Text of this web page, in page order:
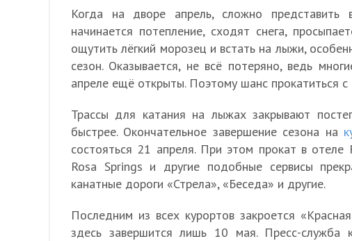
Когда на дворе апрель, сложно
начинается потепление, сходят снега,
ощутить лёгкий морозец и встать на лыжи,
сезон. Оказывается, не всё потеряно, ведь
апреле ещё открыты. Поэтому шанс прокатиться
Трассы для катания на лыжах закрывают
быстрее. Окончательное завершение сезона на
состояться 21 апреля. При этом прокат в
Rosa Springs и другие подобные сервисы
канатные дороги «Стрела», «Беседа» и другие.
Последним из всех курортов закроется
здесь завершится лишь 10 мая. Пресс-служба